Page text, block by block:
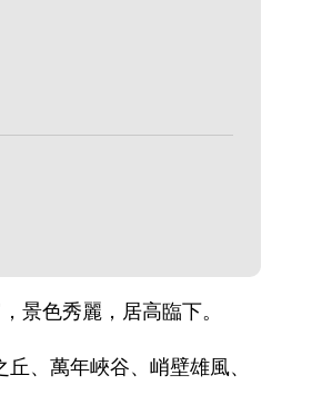
景色秀麗，居高臨下。
、萬年峽谷、峭壁雄風、